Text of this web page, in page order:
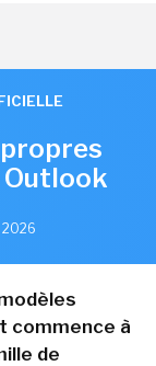
Outlook
2026
commence à
de